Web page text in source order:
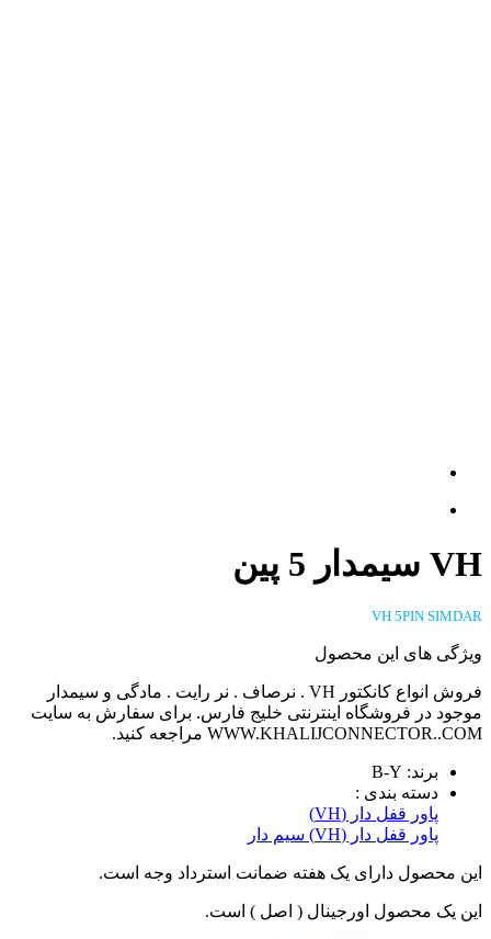
VH سیمدار 5 پین
VH 5PIN SIMDAR
ویژگی های این محصول
فروش انواع کانکتور VH . نرصاف . نر رایت . مادگی و سیمدار
موجود در فروشگاه اینترنتی خلیج فارس. برای سفارش به سایت
WWW.KHALIJCONNECTOR..COM مراجعه کنید.
برند: B-Y
دسته بندی :
پاور قفل دار (VH)
پاور قفل دار (VH) سیم دار
این محصول دارای یک هفته ضمانت استرداد وجه است.
این یک محصول اورجینال ( اصل ) است.